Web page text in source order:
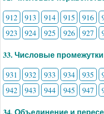
912 913 914 915 916
923
924 925 926 927
33. Числовые промежутки
931 932 933 934 935
942
943 944 945 947